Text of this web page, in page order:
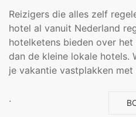
Reizigers die alles zelf
hotel al vanuit Nederland
hotelketens bieden over
dan de kleine lokale hotels.
je vakantie vastplakken
.